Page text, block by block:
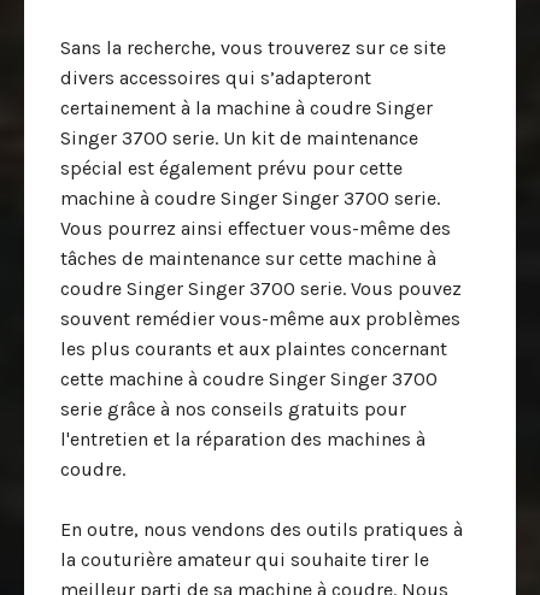
Sans la recherche, vous trouverez sur ce site
divers accessoires qui s’adapteront
certainement à la machine à coudre Singer
Singer 3700 serie. Un kit de maintenance
spécial est également prévu pour cette
machine à coudre Singer Singer 3700 serie.
Vous pourrez ainsi effectuer vous-même des
tâches de maintenance sur cette machine à
coudre Singer Singer 3700 serie. Vous pouvez
souvent remédier vous-même aux problèmes
les plus courants et aux plaintes concernant
cette machine à coudre Singer Singer 3700
serie grâce à nos conseils gratuits pour
l'entretien et la réparation des machines à
coudre.
En outre, nous vendons des outils pratiques à
la couturière amateur qui souhaite tirer le
meilleur parti de sa machine à coudre. Nous